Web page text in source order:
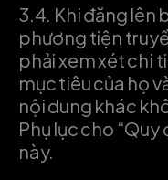
3.4. Khi đăng lên
phương tiện
phải xem xét chi
mục tiêu của họ
nội dung khác
Phụ lục cho
này.